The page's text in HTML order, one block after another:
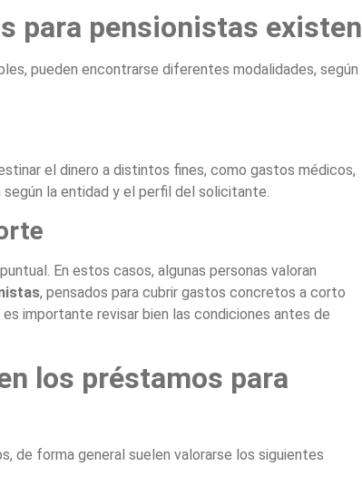
para pensionistas existen
pueden encontrarse diferentes modalidades, según
el dinero a distintos fines, como gastos médicos,
la entidad y el perfil del solicitante.
En estos casos, algunas personas valoran
, pensados para cubrir gastos concretos a corto
importante revisar bien las condiciones antes de
los préstamos para
de forma general suelen valorarse los siguientes